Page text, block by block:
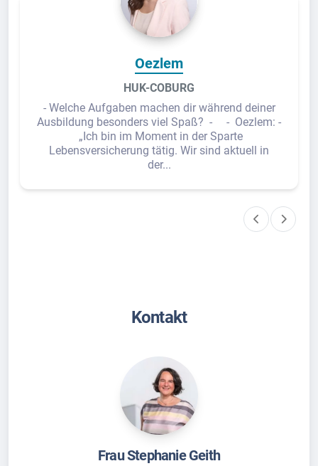
Oezlem
HUK-COBURG
- Welche Aufgaben machen dir während deiner
Ausbildung besonders viel Spaß? - - Oezlem: -
„Ich bin im Moment in der Sparte
Lebensversicherung tätig. Wir sind aktuell in
der...
Kontakt
Frau Stephanie Geith